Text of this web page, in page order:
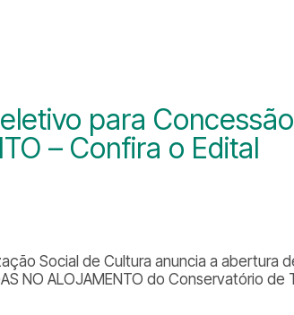
trabalhe
para
– Confira o Edital
Social de Cultura anuncia a abertura
NO ALOJAMENTO do Conservatório de